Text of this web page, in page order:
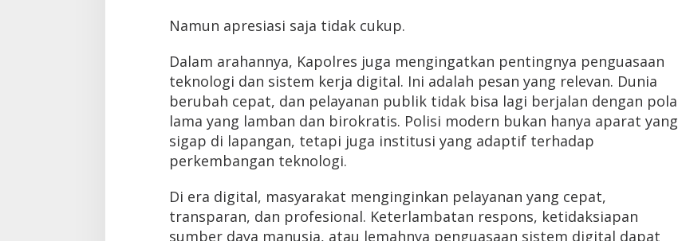
Namun apresiasi saja tidak cukup.
Dalam arahannya, Kapolres juga mengingatkan pentingnya penguasaan
teknologi dan sistem kerja digital. Ini adalah pesan yang relevan. Dunia
berubah cepat, dan pelayanan publik tidak bisa lagi berjalan dengan pola
lama yang lamban dan birokratis. Polisi modern bukan hanya aparat yang
sigap di lapangan, tetapi juga institusi yang adaptif terhadap
perkembangan teknologi.
Di era digital, masyarakat menginginkan pelayanan yang cepat,
transparan, dan profesional. Keterlambatan respons, ketidaksiapan
sumber daya manusia, atau lemahnya penguasaan sistem digital dapat